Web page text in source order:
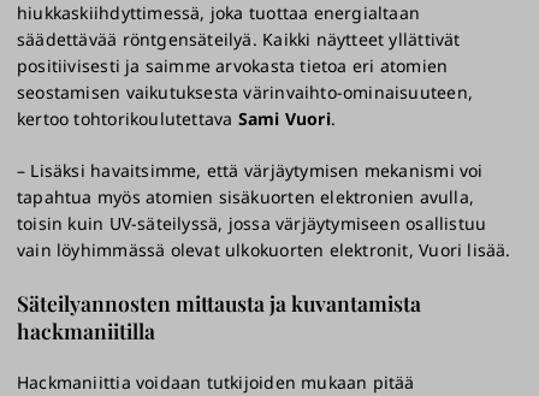
hiukkaskiihdyttimessä, joka tuottaa energialtaan
säädettävää röntgensäteilyä. Kaikki näytteet yllättivät
positiivisesti ja saimme arvokasta tietoa eri atomien
seostamisen vaikutuksesta värinvaihto-ominaisuuteen,
kertoo tohtorikoulutettava Sami Vuori.
– Lisäksi havaitsimme, että värjäytymisen mekanismi voi
tapahtua myös atomien sisäkuorten elektronien avulla,
toisin kuin UV-säteilyssä, jossa värjäytymiseen osallistuu
vain löyhimmässä olevat ulkokuorten elektronit, Vuori lisää.
Säteilyannosten mittausta ja kuvantamista
hackmaniitilla
Hackmaniittia voidaan tutkijoiden mukaan pitää